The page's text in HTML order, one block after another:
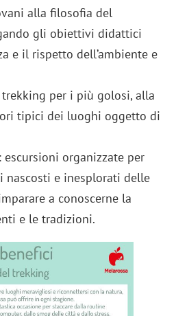
alla filosofia del
gli obiettivi didattici
e il rispetto dell’ambiente e
per i più golosi, alla
tipici dei luoghi oggetto di
escursioni organizzate per
nascosti e inesplorati delle
a conoscerne la
e le tradizioni.